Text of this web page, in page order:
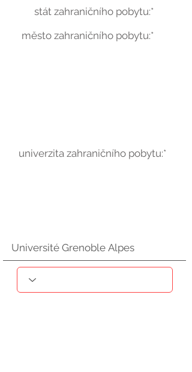
stát zahraničního pobytu:*
město zahraničního pobytu:*
univerzita zahraničního pobytu:*